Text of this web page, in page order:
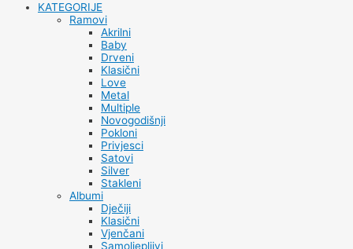
KATEGORIJE
Ramovi
Akrilni
Baby
Drveni
Klasični
Love
Metal
Multiple
Novogodišnji
Pokloni
Privjesci
Satovi
Silver
Stakleni
Albumi
Dječiji
Klasični
Vjenčani
Samoljepljivi